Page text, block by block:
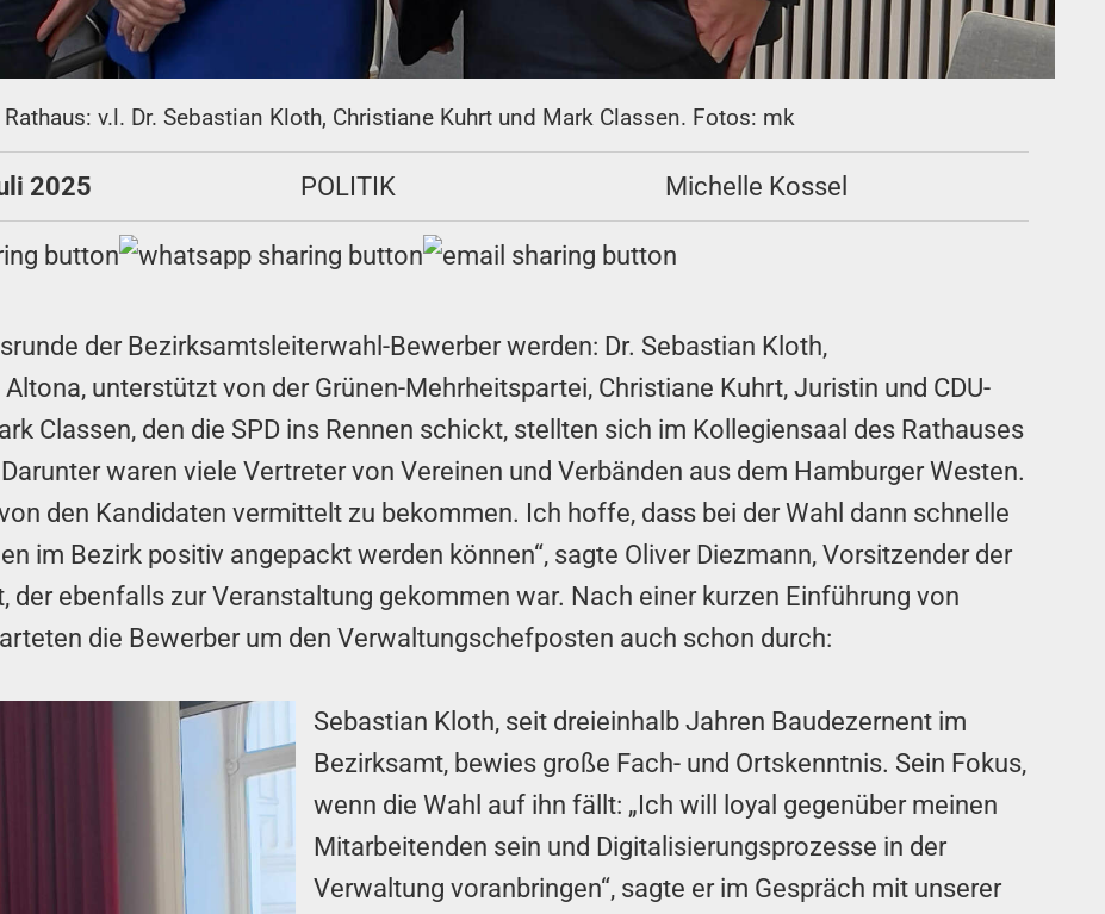
v.l. Dr. Sebastian Kloth, Christiane Kuhrt und Mark Classen. Fotos: mk
2025 POLITIK Michelle Kossel
der Bezirksamtsleiterwahl-Bewerber werden: Dr. Sebastian Kloth,
unterstützt von der Grünen-Mehrheitspartei, Christiane Kuhrt, Juristin und CDU-
Classen, den die SPD ins Rennen schickt, stellten sich im Kollegiensaal des Rathauses
waren viele Vertreter von Vereinen und Verbänden aus dem Hamburger Westen.
den Kandidaten vermittelt zu bekommen. Ich hoffe, dass bei der Wahl dann schnelle
im Bezirk positiv angepackt werden können“, sagte Oliver Diezmann, Vorsitzender der
der ebenfalls zur Veranstaltung gekommen war. Nach einer kurzen Einführung von
die Bewerber um den Verwaltungschefposten auch schon durch:
Sebastian Kloth, seit dreieinhalb Jahren Baudezernent im
Bezirksamt, bewies große Fach- und Ortskenntnis. Sein Fokus,
wenn die Wahl auf ihn fällt: „Ich will loyal gegenüber meinen
Mitarbeitenden sein und Digitalisierungsprozesse in der
Verwaltung voranbringen“, sagte er im Gespräch mit unserer